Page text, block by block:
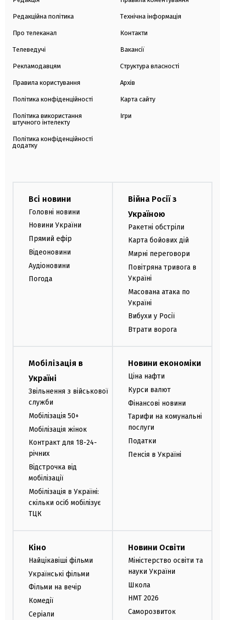
Редакційна політика
Про телеканал
Телеведучі
Рекламодавцям
Правила користування
Політика конфіденційності
Політика використання
штучного інтелекту
Політика конфіденційності
додатку
Технічна інформація
Контакти
Вакансії
Структура власності
Архів
Карта сайту
Ігри
Всі новини
Головні новини
Новини України
Прямий ефір
Відеоновини
Аудіоновини
Погода
Війна Росії з
Україною
Ракетні обстріли
Карта бойових дій
Мирні переговори
Повітряна тривога в
Україні
Масована атака по
Україні
Вибухи у Росії
Втрати ворога
Мобілізація в
Україні
Звільнення з військової
служби
Мобілізація 50+
Мобілізація жінок
Контракт для 18-24-
річних
Відстрочка від
мобілізації
Мобілізація в Україні:
скільки осіб мобілізує
ТЦК
Новини економіки
Ціна нафти
Курси валют
Фінансові новини
Тарифи на комунальні
послуги
Податки
Пенсія в Україні
Кіно
Найцікавіші фільми
Українські фільми
Фільми на вечір
Комедії
Серіали
Новини Освіти
Міністерство освіти та
науки України
Школа
НМТ 2026
Саморозвиток